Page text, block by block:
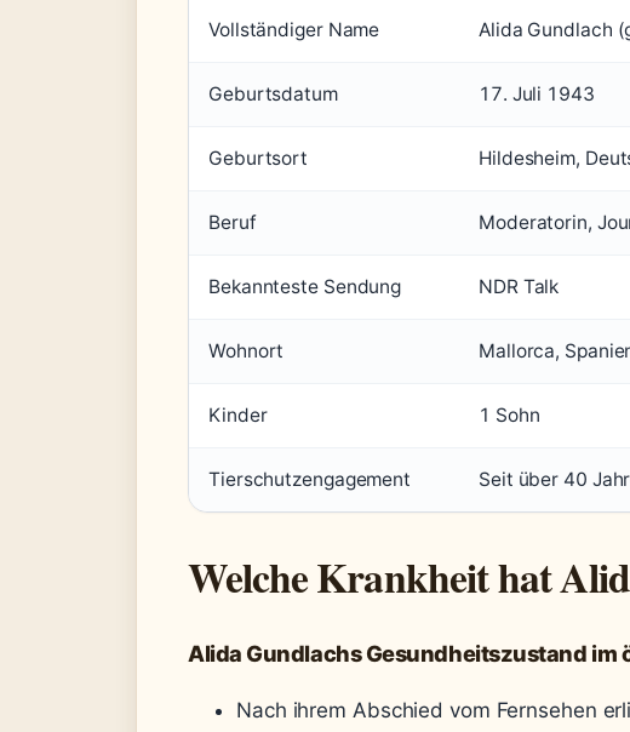
Vollständiger Name Alida Gundlach
Geburtsdatum 17. Juli 1943
Geburtsort Hildesheim,
Beruf Moderatorin,
Bekannteste Sendung NDR Talk
Wohnort Mallorca,
Kinder 1 Sohn
Tierschutzengagement Seit über 40
Welche Krankheit hat
Alida Gundlachs Gesundheitszustand im
Nach ihrem Abschied vom Fernsehen